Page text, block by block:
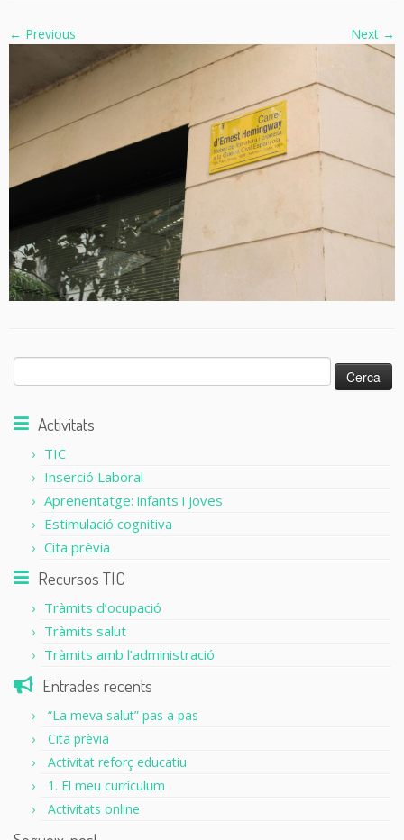
← Previous Next →
Activitats
TIC
Inserció Laboral
Aprenentatge: infants i joves
Estimulació cognitiva
Cita prèvia
Recursos TIC
Tràmits d’ocupació
Tràmits salut
Tràmits amb l’administració
Entrades recents
“La meva salut” pas a pas
Cita prèvia
Activitat reforç educatiu
1. El meu currículum
Activitats online